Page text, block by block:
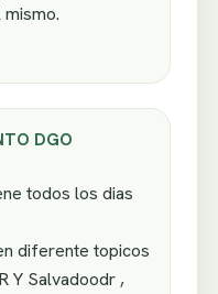
DGO
todos los dias
diferente topicos
Y Salvadoodr ,